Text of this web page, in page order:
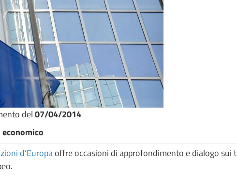
del07/04/2014
d’Europaoffre occasioni di approfondimento e dialogo sui